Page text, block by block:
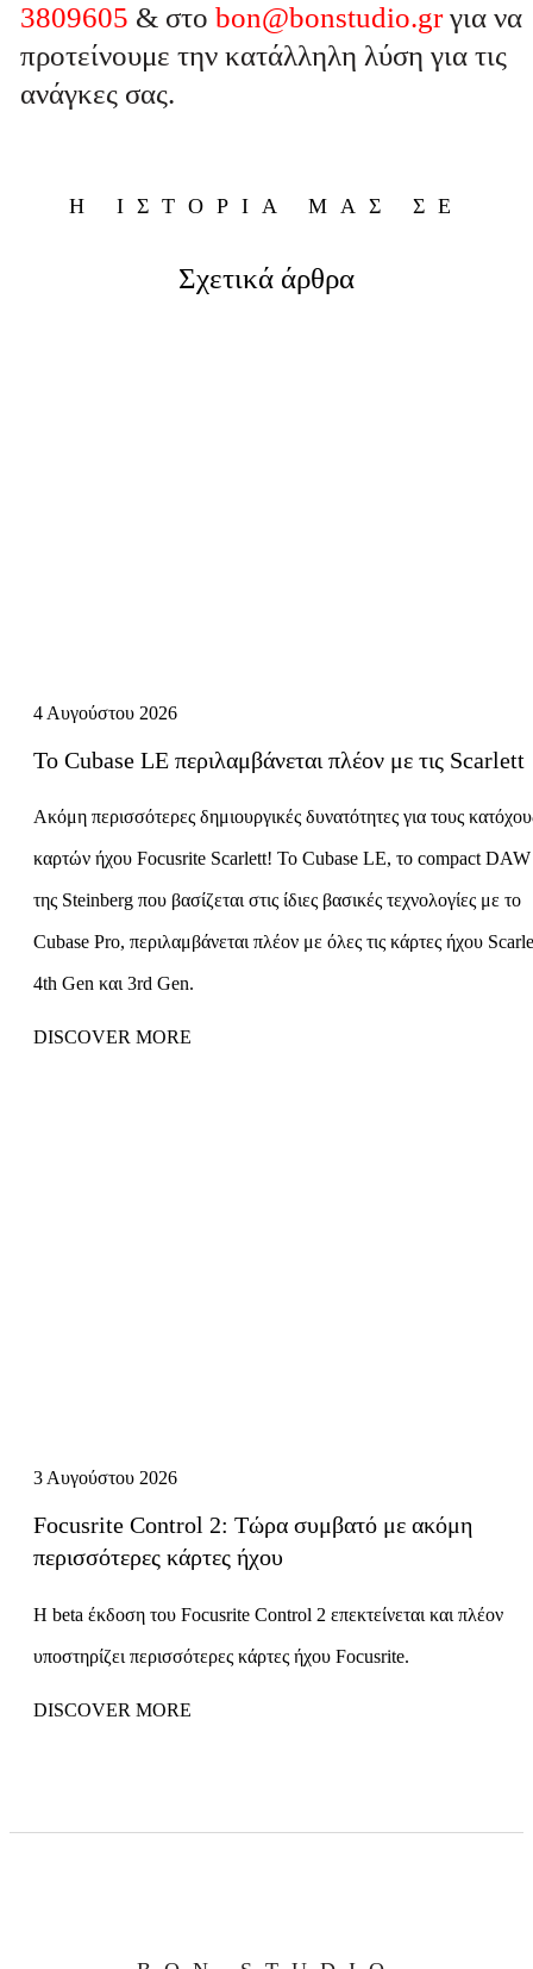
3809605 & στο bon@bonstudio.grγια να
προτείνουμε την κατάλληλη λύση για τις
ανάγκες σας.
Η ΙΣΤΟΡΙΑ ΜΑΣ ΣΕ
Σχετικά άρθρα
4 Αυγούστου 2026
Το Cubase LE περιλαμβάνεται πλέον με τις Scarlett
Ακόμη περισσότερες δημιουργικές δυνατότητες για τους
καρτών ήχου Focusrite Scarlett! Το Cubase LE, το compact DAW
της Steinberg που βασίζεται στις ίδιες βασικές τεχνολογίες με το
Cubase Pro, περιλαμβάνεται πλέον με όλες τις κάρτες ήχου
4th Gen και 3rd Gen.
DISCOVER MORE
3 Αυγούστου 2026
Focusrite Control 2: Τώρα συμβατό με ακόμη
περισσότερες κάρτες ήχου
Η beta έκδοση του Focusrite Control 2 επεκτείνεται και πλέον
υποστηρίζει περισσότερες κάρτες ήχου Focusrite.
DISCOVER MORE